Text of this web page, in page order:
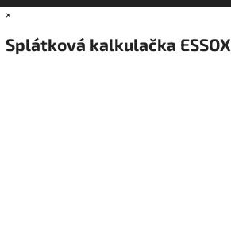
×
Splátková kalkulačka ESSOX